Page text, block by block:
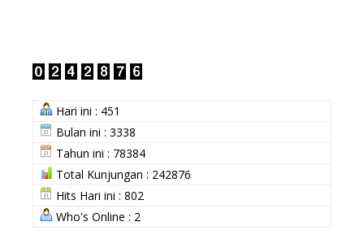
Hari ini : 451
Bulan ini : 3338
Tahun ini : 78384
Total Kunjungan : 242876
Hits Hari ini : 802
Who's Online : 2